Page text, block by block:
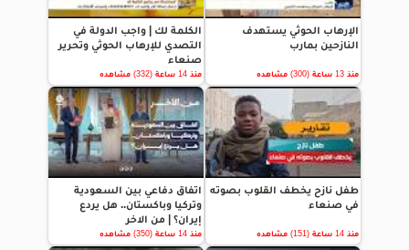
الإرهاب الحوثي يستهدف
النازحين بمارب
منذ 13 ساعة (300) مشاهده
الكلمة لك | واجب الدولة في
التصدي للإرهاب الحوثي وتحرير
صنعاء
منذ 14 ساعة (332) مشاهده
طفل نازح يخطف القلوب بصوته
في صنعاء
منذ 14 ساعة (151) مشاهده
اتفاق دفاعي بين السعودية
وتركيا وباكستان.. هل يردع
إيران؟ | من الاخر
منذ 14 ساعة (350) مشاهده